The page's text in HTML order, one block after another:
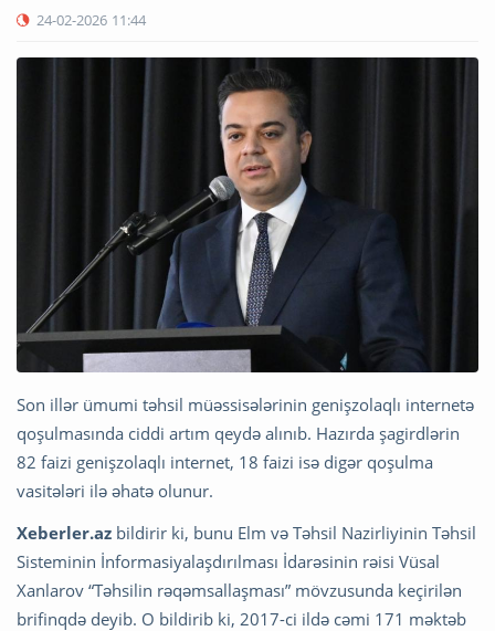
24-02-2026 11:44
Son illər ümumi təhsil müəssisələrinin genişzolaqlı internetə
qoşulmasında ciddi artım qeydə alınıb. Hazırda şagirdlərin
82 faizi genişzolaqlı internet, 18 faizi isə digər qoşulma
vasitələri ilə əhatə olunur.
Xeberler.az bildirir ki, bunu Elm və Təhsil Nazirliyinin Təhsil
Sisteminin İnformasiyalaşdırılması İdarəsinin rəisi Vüsal
Xanlarov “Təhsilin rəqəmsallaşması” mövzusunda keçirilən
brifinqdə deyib. O bildirib ki, 2017-ci ildə cəmi 171 məktəb